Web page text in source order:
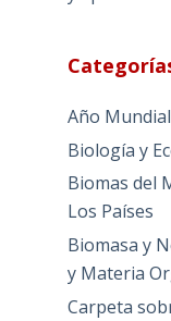
Año
Biología y
Biomas del
Los Países
Biomasa y
y Materia
Carpeta